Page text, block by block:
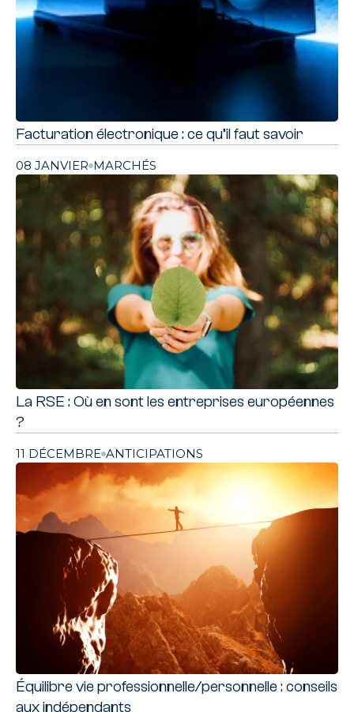
Facturation électronique : ce qu’il faut savoir
08 JANVIER MARCHÉS
La RSE : Où en sont les entreprises européennes
?
11 DÉCEMBRE ANTICIPATIONS
Équilibre vie professionnelle/personnelle : conseils
aux indépendants